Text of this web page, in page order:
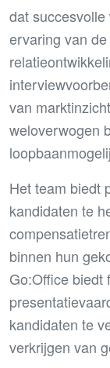
dat
ervaring van
van
weloverwogen
Het team biedt
kandidaten te
binnen hun
Go:Office biedt
kandidaten te
verkrijgen van